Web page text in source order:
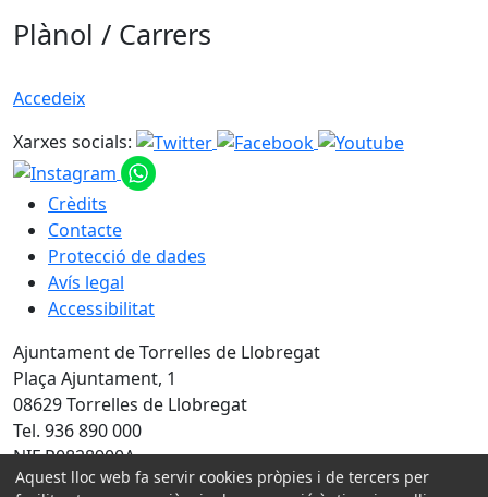
Plànol / Carrers
Accedeix
Xarxes socials:
Crèdits
Contacte
Protecció de dades
Avís legal
Accessibilitat
Ajuntament de Torrelles de Llobregat
Plaça Ajuntament, 1
08629 Torrelles de Llobregat
Tel. 936 890 000
NIF P0828900A
Aquest lloc web fa servir cookies pròpies i de tercers per